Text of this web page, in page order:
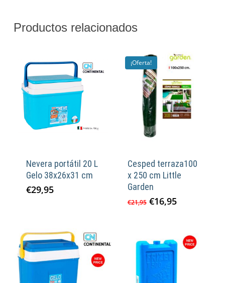
Productos relacionados
Nevera portátil 20 L
Gelo 38x26x31 cm
€29,95
¡Oferta!
Cesped terraza100
x 250 cm Little
Garden
€21,95 El
€21,95.
€16,95El
es:
€16,95.